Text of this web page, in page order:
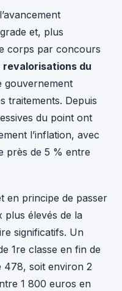
et, plus
corps par concours
revalorisations du
gouvernement
traitements. Depuis
du point ont
l’inflation, avec
près de 5 % entre
en principe de passer
plus élevés de la
significatifs. Un
1re classe en fin de
478, soit environ 2
1 800 euros en